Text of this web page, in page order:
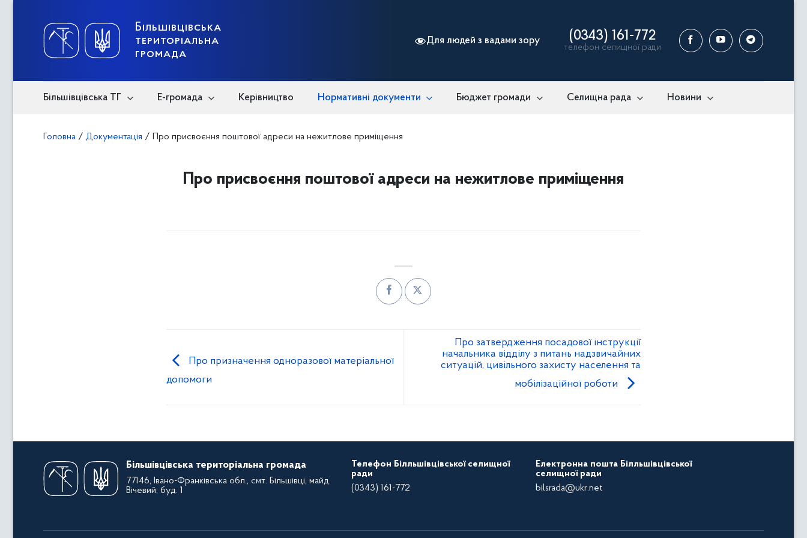
Більшівцівська
територіальна
громада
Для людей з вадами зору (0343) 161-772
телефон селищної ради
Більшівцівська ТГ Е-громада Керівництво Нормативні документи Бюджет громади Селищна рада Новини
Головна / Документація / Про присвоєння поштової адреси на нежитлове приміщення
Про присвоєння поштової адреси на нежитлове приміщення
Про призначення одноразової матеріальної
допомоги
Про затвердження посадової інструкції
начальника відділу з питань надзвичайних
ситуацій, цивільного захисту населення та
мобілізаційної роботи
Більшівцівська територіальна громада
77146, Івано-Франківська обл., смт. Більшівці, майд.
Вічевий, буд. 1
Телефон Білльшівцівської селищної
ради
(0343) 161-772
Електронна пошта Білльшівцівської
селищної ради
bilsrada@ukr.net